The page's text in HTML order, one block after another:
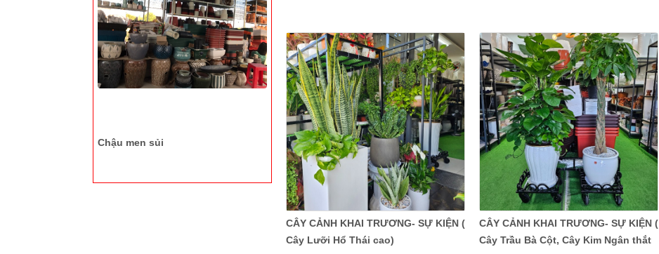
CÂY CẢNH KHAI TRƯƠNG- SỰ KIỆN (
Cây Lưỡi Hổ Thái cao)
CÂY CẢNH KHAI TRƯƠNG- SỰ KIỆN (
Cây Trầu Bà Cột, Cây Kim Ngân thắt
Hoa sim
Chậu men sủi